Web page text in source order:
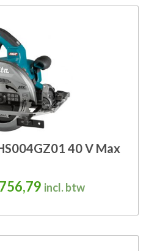
40 V Max
prijs
756,79 Huidige prijs is:
incl. btw